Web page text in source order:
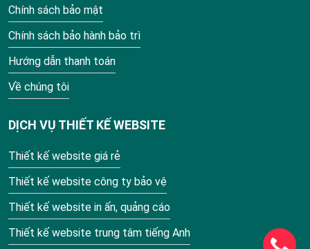
Chính sách bảo mật
Chính sách bảo hành bảo trì
Hướng dẫn thanh toán
Về chúng tôi
DỊCH VỤ THIẾT KẾ WEBSITE
Thiết kế website giá rẻ
Thiết kế website công ty bảo vệ
Thiết kế website in ấn, quảng cáo
Thiết kế website trung tâm tiếng Anh